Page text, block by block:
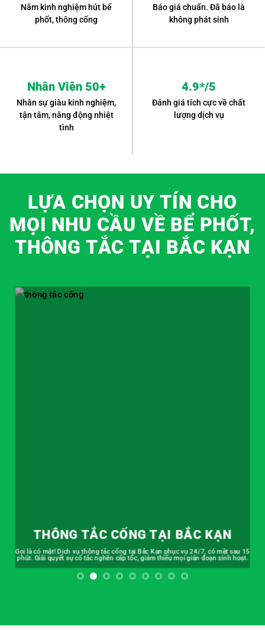
Năm kinh nghiệm hút bể
phốt, thông cống
Báo giá chuẩn. Đã báo là
không phát sinh
Nhân Viên 50+
Nhân sự giàu kinh nghiệm,
tận tâm, năng động nhiệt
tình
4.9*/5
Đánh giá tích cực về chất
lượng dịch vụ
LỰA CHỌN UY TÍN CHO
MỌI NHU CẦU VỀ BỂ PHỐT,
THÔNG TẮC TẠI BẮC KẠN
THÔNG TẮC CỐNG TẠI BẮC KẠN
Gọi là có mặt! Dịch vụ thông tắc cống tại Bắc Kạn phục vụ 24/7, có mặt sau 15
phút. Giải quyết sự cố tắc nghẽn cấp tốc, giảm thiểu mọi gián đoạn sinh hoạt.